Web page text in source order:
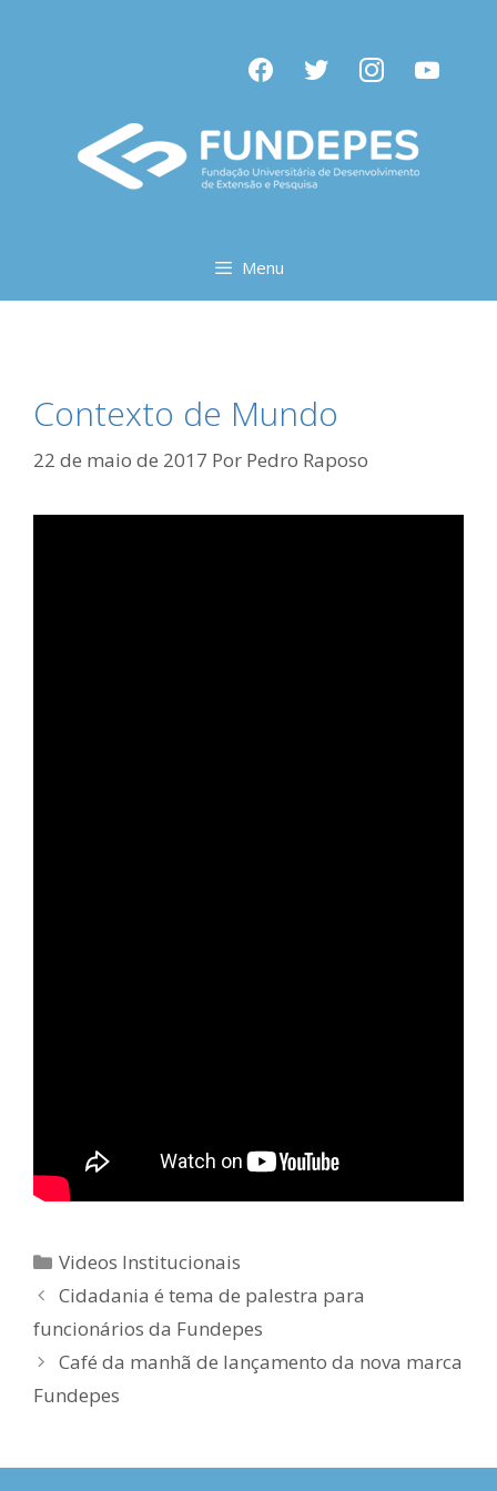
facebooktwitter instagramyoutube
Menu
Contexto de Mundo
22 de maio de 2017 Por Pedro Raposo
Categorias
Videos Institucionais
Cidadania é tema de palestra para
funcionários da Fundepes
Café da manhã de lançamento da nova marca
Fundepes